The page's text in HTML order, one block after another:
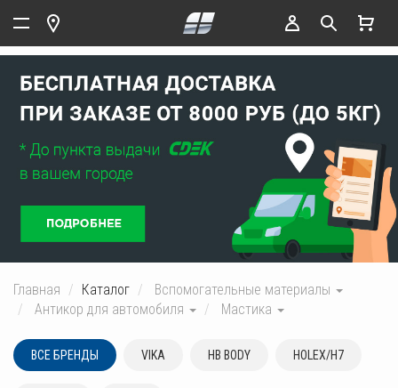
Главная Каталог
Вспомогательные материалы
Антикор для автомобиля
Мастика
ВСЕ БРЕНДЫ VIKA HB BODY HOLEX/H7